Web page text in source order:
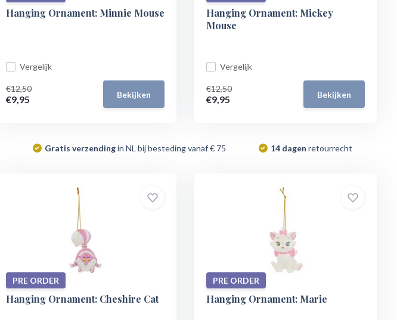
Hanging Ornament: Minnie Mouse
Vergelijk
€12,50
€9,95 Bekijken
Hanging Ornament: Mickey
Mouse
Vergelijk
€12,50
€9,95 Bekijken
Gratis verzendingin NL bij besteding vanaf € 75 14 dagen retourrecht
PRE ORDER
Hanging Ornament: Cheshire Cat
PRE ORDER
Hanging Ornament: Marie